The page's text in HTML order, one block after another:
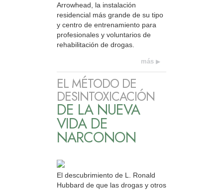
Arrowhead, la instalación
residencial más grande de su tipo
y centro de entrenamiento para
profesionales y voluntarios de
rehabilitación de drogas.
más
EL MÉTODO DE
DESINTOXICACIÓN
DE LA NUEVA
VIDA DE
NARCONON
El descubrimiento de L. Ronald
Hubbard de que las drogas y otros